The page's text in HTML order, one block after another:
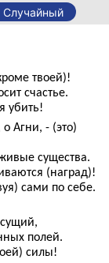
Случайный
твоей)!
счастье.
убить!
Агни, - (это)
существа.
(наград)!
сами по себе.
полей.
силы!